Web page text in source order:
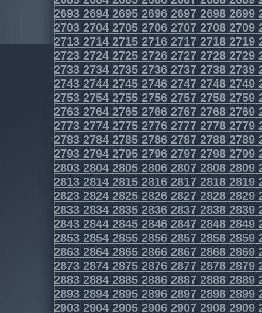
2693 2694 2695 2696 2697 2698 2699
2703 2704 2705 2706 2707 2708 2709
2713 2714 2715 2716 2717 2718 2719
2723 2724 2725 2726 2727 2728 2729
2733 2734 2735 2736 2737 2738 2739
2743 2744 2745 2746 2747 2748 2749
2753 2754 2755 2756 2757 2758 2759
2763 2764 2765 2766 2767 2768 2769
2773 2774 2775 2776 2777 2778 2779
2783 2784 2785 2786 2787 2788 2789
2793 2794 2795 2796 2797 2798 2799
2803 2804 2805 2806 2807 2808 2809
2813 2814 2815 2816 2817 2818 2819
2823 2824 2825 2826 2827 2828 2829
2833 2834 2835 2836 2837 2838 2839
2843 2844 2845 2846 2847 2848 2849
2853 2854 2855 2856 2857 2858 2859
2863 2864 2865 2866 2867 2868 2869
2873 2874 2875 2876 2877 2878 2879
2883 2884 2885 2886 2887 2888 2889
2893 2894 2895 2896 2897 2898 2899
2903 2904 2905 2906 2907 2908 2909